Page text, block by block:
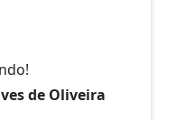
de Oliveira